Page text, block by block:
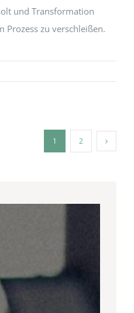
und Transformation
Prozess zu verschleißen.
1 2